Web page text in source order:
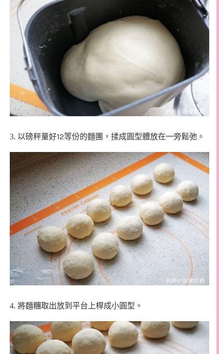
3. 以磅秤量好12等份的麵團，揉成圓型體放在一旁鬆弛。
4. 將麵糰取出放到平台上桿成小圓型。